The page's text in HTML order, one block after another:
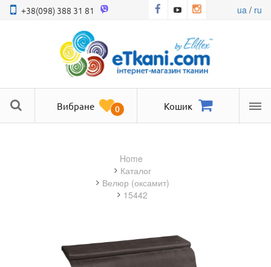
+38(098) 388 31 81 ua/ ru
Вибране 0 Кошик
Home
Каталог
велюр (оксамит)
15442